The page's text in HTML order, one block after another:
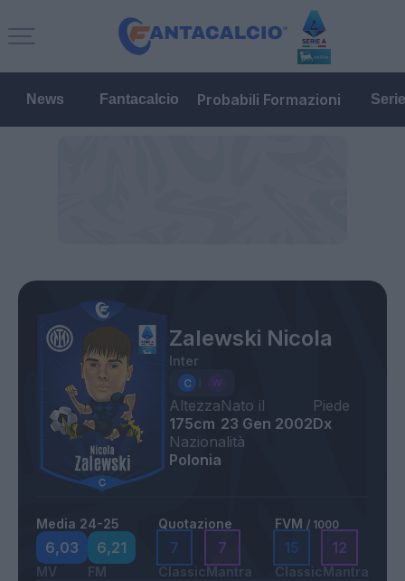
News Fantacalcio Probabili Formazioni
Zalewski Nicola
Inter
Altezza
175cm
Nato il
23 Gen 2002
Piede
Dx
Nazionalità
Polonia
Media 24-25
6,03
MV
6,21
FM
Quotazione
7
Classic
7
Mantra
FVM / 1000
15
Classic
12
Mantra